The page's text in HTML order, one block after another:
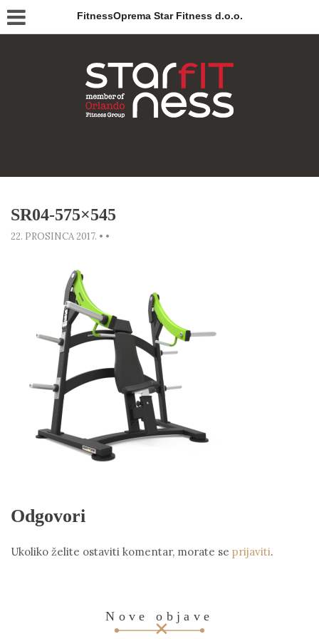
FitnessOprema Star Fitness d.o.o.
SR04-575×545
22. PROSINCA 2017. • •
Odgovori
Ukoliko želite ostaviti komentar, morate se prijaviti.
Nove objave